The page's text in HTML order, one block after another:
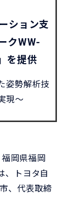
ション支
クWW-
を提供
姿勢解析技
現〜
岡県福岡
、トヨタ自
、代表取締